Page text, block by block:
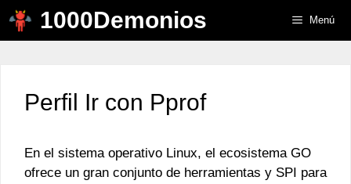
Saltar
1000Demonios Menú
Perfil Ir con Pprof
En el sistema operativo Linux, el ecosistema GO
ofrece un gran conjunto de herramientas y SPI para